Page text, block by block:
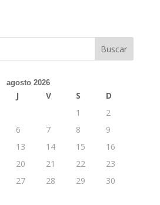
agosto 2026
J V S
D
1
2
6 7 8
9
13 14 15
16
20 21 22
23
27 28 29
30